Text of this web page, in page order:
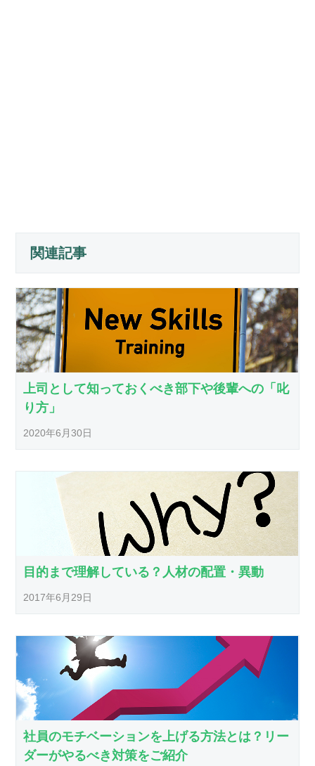
関連記事
上司として知っておくべき部下や後輩への「叱
り方」
2020年6月30日
目的まで理解している？人材の配置・異動
2017年6月29日
社員のモチベーションを上げる方法とは？リー
ダーがやるべき対策をご紹介